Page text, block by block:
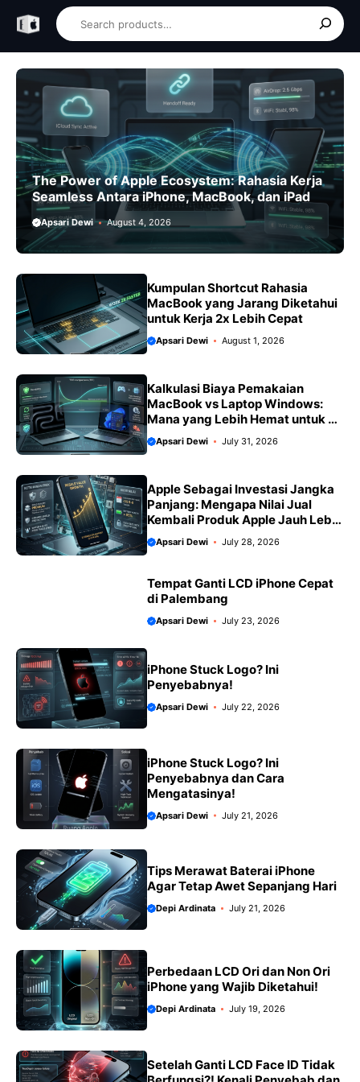
content
The Power of Apple Ecosystem: Rahasia Kerja
Seamless Antara iPhone, MacBook, dan iPad
Apsari Dewi August 4, 2026
Kumpulan Shortcut Rahasia
MacBook yang Jarang Diketahui
untuk Kerja 2x Lebih Cepat
Apsari Dewi August 1, 2026
Kalkulasi Biaya Pemakaian
MacBook vs Laptop Windows:
Mana yang Lebih Hemat untuk 5
Tahun ke Depan?
Apsari Dewi July 31, 2026
Apple Sebagai Investasi Jangka
Panjang: Mengapa Nilai Jual
Kembali Produk Apple Jauh Lebih
Tinggi?
Apsari Dewi July 28, 2026
Tempat Ganti LCD iPhone Cepat
di Palembang
Apsari Dewi July 23, 2026
iPhone Stuck Logo? Ini
Penyebabnya!
Apsari Dewi July 22, 2026
iPhone Stuck Logo? Ini
Penyebabnya dan Cara
Mengatasinya!
Apsari Dewi July 21, 2026
Tips Merawat Baterai iPhone
Agar Tetap Awet Sepanjang Hari
Depi Ardinata July 21, 2026
Perbedaan LCD Ori dan Non Ori
iPhone yang Wajib Diketahui!
Depi Ardinata July 19, 2026
Setelah Ganti LCD Face ID Tidak